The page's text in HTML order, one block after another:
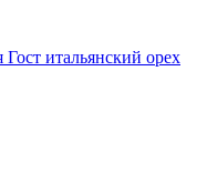
итальянский орех